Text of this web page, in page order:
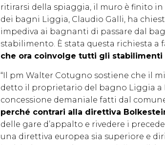
ritirarsi della spiaggia, il muro è finito
dei bagni Liggia, Claudio Galli, ha
impediva ai bagnanti di passare dal
stabilimento. È stata questa richiesta a
che ora coinvolge tutti gli stabilimenti
“Il pm Walter Cotugno sostiene che il
detto il proprietario del bagno Liggia a
concessione demaniale fatti dal
perché contrari alla direttiva
delle gare d’appalto e rivedere i
una direttiva europea sia superiore e